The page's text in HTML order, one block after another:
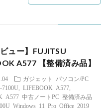
ビュー】FUJITSU
A577 【整備済み品】
ガジェット
パソコン/PC
7100U
LIFEBOOK A577,
A577 中古ノートPC 整備済み品
Windows 11 Pro Office 2019